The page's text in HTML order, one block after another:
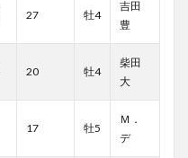
27 牡4
吉田
豊
20 牡4
柴田
大
17 牡5
Ｍ．
デ